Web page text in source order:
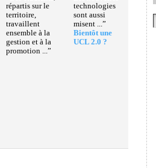
répartis sur le
territoire,
travaillent
ensemble à la
gestion et à la
promotion ...”
technologies
sont aussi
misent ...”
Bientôt une
UCL 2.0 ?